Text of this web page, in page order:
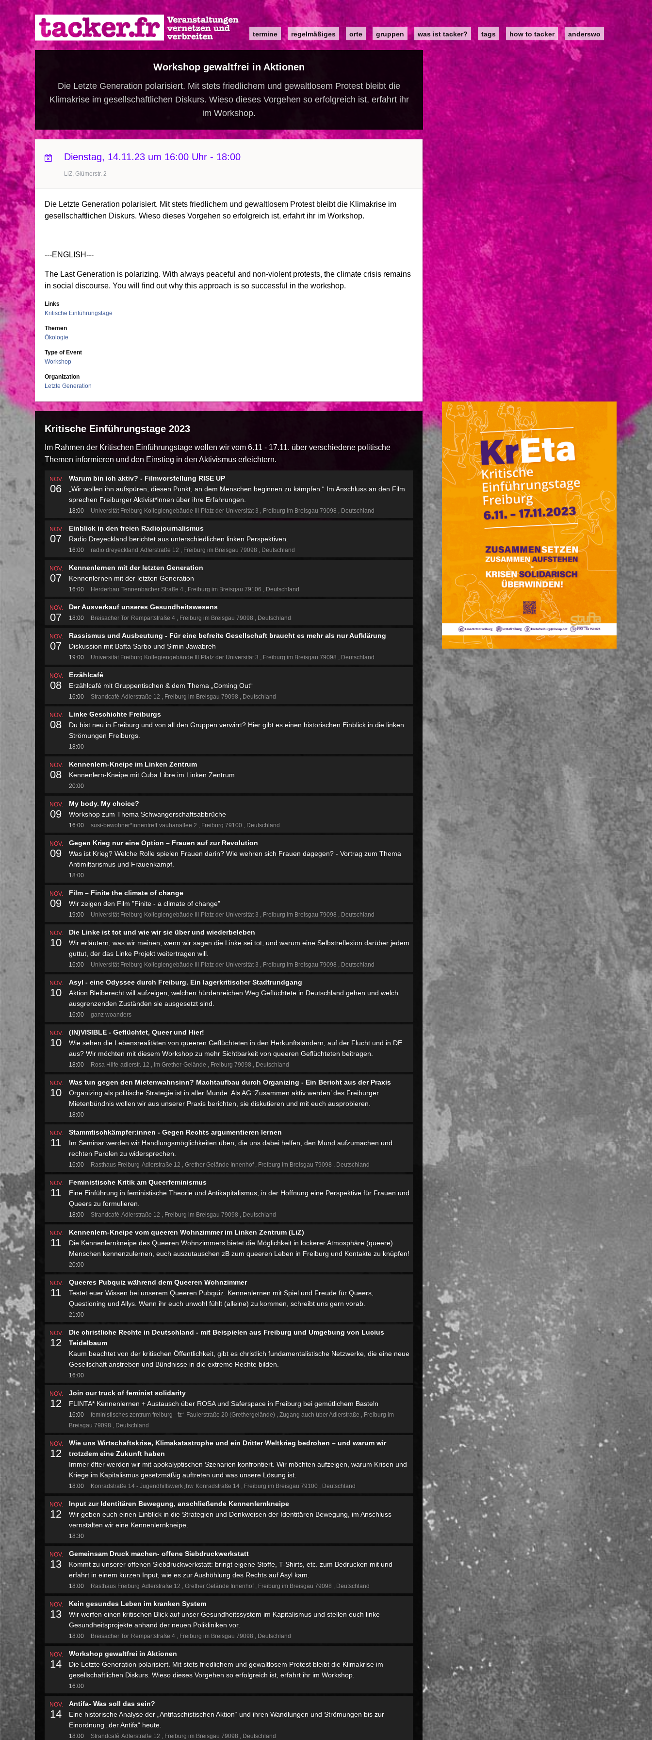
Direkt
Inhalt
Main
navigation
termine regelmäßiges orte gruppen was ist tacker? tags how to tacker anderswo
Workshop gewaltfrei in Aktionen
Die Letzte Generation polarisiert. Mit stets friedlichem und gewaltlosem Protest bleibt die
Klimakrise im gesellschaftlichen Diskurs. Wieso dieses Vorgehen so erfolgreich ist, erfahrt ihr
im Workshop.
Dienstag, 14.11.23 um 16:00 Uhr - 18:00
LiZ, Glümerstr. 2
Die Letzte Generation polarisiert. Mit stets friedlichem und gewaltlosem Protest bleibt die Klimakrise im
gesellschaftlichen Diskurs. Wieso dieses Vorgehen so erfolgreich ist, erfahrt ihr im Workshop.
---ENGLISH---
The Last Generation is polarizing. With always peaceful and non-violent protests, the climate crisis remains
in social discourse. You will find out why this approach is so successful in the workshop.
Links
Kritische Einführungstage
Themen
Ökologie
Type of Event
Workshop
Organization
Letzte Generation
Kritische Einführungstage 2023
Im Rahmen der Kritischen Einführungstage wollen wir vom 6.11 - 17.11. über verschiedene politische
Themen informieren und den Einstieg in den Aktivismus erleichtern.
NOV.
06
Warum bin ich aktiv? - Filmvorstellung RISE UP
„Wir wollen ihn aufspüren, diesen Punkt, an dem Menschen beginnen zu kämpfen.“ Im Anschluss an den Film
sprechen Freiburger Aktivist*innen über ihre Erfahrungen.
18:00 Universität Freiburg Kollegiengebäude III Platz der Universität 3 Freiburg im Breisgau 79098 Deutschland
NOV.
07
Einblick in den freien Radiojournalismus
Radio Dreyeckland berichtet aus unterschiedlichen linken Perspektiven.
16:00 radio dreyeckland Adlerstraße 12 Freiburg im Breisgau 79098 Deutschland
NOV.
07
Kennenlernen mit der letzten Generation
Kennenlernen mit der letzten Generation
16:00 Herderbau Tennenbacher Straße 4 Freiburg im Breisgau 79106 Deutschland
NOV.
07
Der Ausverkauf unseres Gesundheitswesens
18:00 Breisacher Tor Rempartstraße 4 Freiburg im Breisgau 79098 Deutschland
NOV.
07
Rassismus und Ausbeutung - Für eine befreite Gesellschaft braucht es mehr als nur Aufklärung
Diskussion mit Bafta Sarbo und Simin Jawabreh
19:00 Universität Freiburg Kollegiengebäude III Platz der Universität 3 Freiburg im Breisgau 79098 Deutschland
NOV.
08
Erzählcafé
Erzählcafé mit Gruppentischen & dem Thema „Coming Out“
16:00 Strandcafé Adlerstraße 12 Freiburg im Breisgau 79098 Deutschland
NOV.
08
Linke Geschichte Freiburgs
Du bist neu in Freiburg und von all den Gruppen verwirrt? Hier gibt es einen historischen Einblick in die linken
Strömungen Freiburgs.
18:00
NOV.
08
Kennenlern-Kneipe im Linken Zentrum
Kennenlern-Kneipe mit Cuba Libre im Linken Zentrum
20:00
NOV.
09
My body. My choice?
Workshop zum Thema Schwangerschaftsabbrüche
16:00 susi-bewohner*innentreff vaubanallee 2 Freiburg 79100 Deutschland
NOV.
09
Gegen Krieg nur eine Option – Frauen auf zur Revolution
Was ist Krieg? Welche Rolle spielen Frauen darin? Wie wehren sich Frauen dagegen? - Vortrag zum Thema
Antimiltarismus und Frauenkampf.
18:00
NOV.
09
Film – Finite the climate of change
Wir zeigen den Film "Finite - a climate of change"
19:00 Universität Freiburg Kollegiengebäude III Platz der Universität 3 Freiburg im Breisgau 79098 Deutschland
NOV.
10
Die Linke ist tot und wie wir sie über und wiederbeleben
Wir erläutern, was wir meinen, wenn wir sagen die Linke sei tot, und warum eine Selbstreflexion darüber jedem
guttut, der das Linke Projekt weitertragen will.
16:00 Universität Freiburg Kollegiengebäude III Platz der Universität 3 Freiburg im Breisgau 79098 Deutschland
NOV.
10
Asyl - eine Odyssee durch Freiburg. Ein lagerkritischer Stadtrundgang
Aktion Bleiberecht will aufzeigen, welchen hürdenreichen Weg Geflüchtete in Deutschland gehen und welch
ausgrenzenden Zuständen sie ausgesetzt sind.
16:00 ganz woanders
NOV.
10
(IN)VISIBLE - Geflüchtet, Queer und Hier!
Wie sehen die Lebensrealitäten von queeren Geflüchteten in den Herkunftsländern, auf der Flucht und in DE
aus? Wir möchten mit diesem Workshop zu mehr Sichtbarkeit von queeren Geflüchteten beitragen.
18:00 Rosa Hilfe adlerstr. 12 im Grether-Gelände Freiburg 79098 Deutschland
NOV.
10
Was tun gegen den Mietenwahnsinn? Machtaufbau durch Organizing - Ein Bericht aus der Praxis
Organizing als politische Strategie ist in aller Munde. Als AG ‘Zusammen aktiv werden’ des Freiburger
Mietenbündnis wollen wir aus unserer Praxis berichten, sie diskutieren und mit euch ausprobieren.
18:00
NOV.
11
Stammtischkämpfer:innen - Gegen Rechts argumentieren lernen
Im Seminar werden wir Handlungsmöglichkeiten üben, die uns dabei helfen, den Mund aufzumachen und
rechten Parolen zu widersprechen.
16:00 Rasthaus Freiburg Adlerstraße 12 Grether Gelände Innenhof Freiburg im Breisgau 79098 Deutschland
NOV.
11
Feministische Kritik am Queerfeminismus
Eine Einführung in feministische Theorie und Antikapitalismus, in der Hoffnung eine Perspektive für Frauen und
Queers zu formulieren.
18:00 Strandcafé Adlerstraße 12 Freiburg im Breisgau 79098 Deutschland
NOV.
11
Kennenlern-Kneipe vom queeren Wohnzimmer im Linken Zentrum (LiZ)
Die Kennenlernkneipe des Queeren Wohnzimmers bietet die Möglichkeit in lockerer Atmosphäre (queere)
Menschen kennenzulernen, euch auszutauschen zB zum queeren Leben in Freiburg und Kontakte zu knüpfen!
20:00
NOV.
11
Queeres Pubquiz während dem Queeren Wohnzimmer
Testet euer Wissen bei unserem Queeren Pubquiz. Kennenlernen mit Spiel und Freude für Queers,
Questioning und Allys. Wenn ihr euch unwohl fühlt (alleine) zu kommen, schreibt uns gern vorab.
21:00
NOV.
12
Die christliche Rechte in Deutschland - mit Beispielen aus Freiburg und Umgebung von Lucius
Teidelbaum
Kaum beachtet von der kritischen Öffentlichkeit, gibt es christlich fundamentalistische Netzwerke, die eine neue
Gesellschaft anstreben und Bündnisse in die extreme Rechte bilden.
16:00
NOV.
12
Join our truck of feminist solidarity
FLINTA* Kennenlernen + Austausch über ROSA und Saferspace in Freiburg bei gemütlichem Basteln
16:00 feministisches zentrum freiburg - fz* Faulerstraße 20 (Grethergelände) Zugang auch über Adlerstraße
Freiburg im
Breisgau 79098
Deutschland
NOV.
12
Wie uns Wirtschaftskrise, Klimakatastrophe und ein Dritter Weltkrieg bedrohen – und warum wir
trotzdem eine Zukunft haben
Immer öfter werden wir mit apokalyptischen Szenarien konfrontiert. Wir möchten aufzeigen, warum Krisen und
Kriege im Kapitalismus gesetzmäßig auftreten und was unsere Lösung ist.
18:00 Konradstraße 14 - Jugendhilfswerk jhw Konradstraße 14 Freiburg im Breisgau 79100 Deutschland
NOV.
12
Input zur Identitären Bewegung, anschließende Kennenlernkneipe
Wir geben euch einen Einblick in die Strategien und Denkweisen der Identitären Bewegung, im Anschluss
vernstalten wir eine Kennenlernkneipe.
18:30
NOV.
13
Gemeinsam Druck machen- offene Siebdruckwerkstatt
Kommt zu unserer offenen Siebdruckwerkstatt: bringt eigene Stoffe, T-Shirts, etc. zum Bedrucken mit und
erfahrt in einem kurzen Input, wie es zur Aushöhlung des Rechts auf Asyl kam.
18:00 Rasthaus Freiburg Adlerstraße 12 Grether Gelände Innenhof Freiburg im Breisgau 79098 Deutschland
NOV.
13
Kein gesundes Leben im kranken System
Wir werfen einen kritischen Blick auf unser Gesundheitssystem im Kapitalismus und stellen euch linke
Gesundheitsprojekte anhand der neuen Polikliniken vor.
18:00 Breisacher Tor Rempartstraße 4 Freiburg im Breisgau 79098 Deutschland
NOV.
14
Workshop gewaltfrei in Aktionen
Die Letzte Generation polarisiert. Mit stets friedlichem und gewaltlosem Protest bleibt die Klimakrise im
gesellschaftlichen Diskurs. Wieso dieses Vorgehen so erfolgreich ist, erfahrt ihr im Workshop.
16:00
NOV.
14
Antifa- Was soll das sein?
Eine historische Analyse der „Antifaschistischen Aktion“ und ihren Wandlungen und Strömungen bis zur
Einordnung „der Antifa“ heute.
18:00 Strandcafé Adlerstraße 12 Freiburg im Breisgau 79098 Deutschland